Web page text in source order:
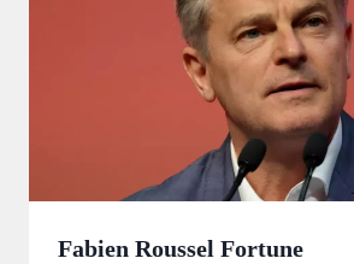
Fabien Roussel Fortune